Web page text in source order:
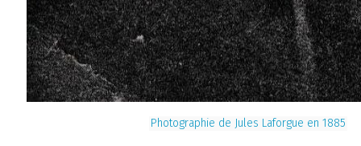
Photographie de Jules Laforgue en 1885